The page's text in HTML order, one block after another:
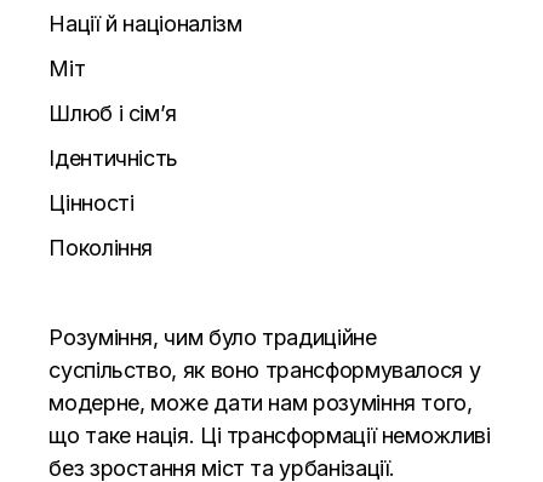
Нації й націоналізм
Міт
Шлюб і сім’я
Ідентичність
Цінності
Покоління
Розуміння, чим було традиційне
суспільство, як воно трансформувалося у
модерне, може дати нам розуміння того,
що таке нація. Ці трансформації неможливі
без зростання міст та урбанізації.